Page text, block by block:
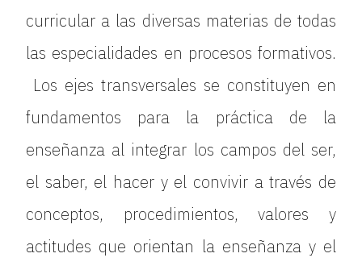
curricular a las diversas materias de todas
las especialidades en procesos formativos.
Los ejes transversales se constituyen en
fundamentos para la práctica de la
enseñanza al integrar los campos del ser,
el saber, el hacer y el convivir a través de
conceptos, procedimientos, valores y
actitudes que orientan la enseñanza y el